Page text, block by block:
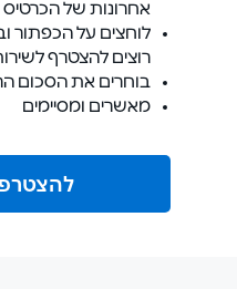
אחרונות של הכרטיס
לוחצים על הכפתור
רוצים להצטרף
בוחרים את הסכום
מאשרים ומסיימים